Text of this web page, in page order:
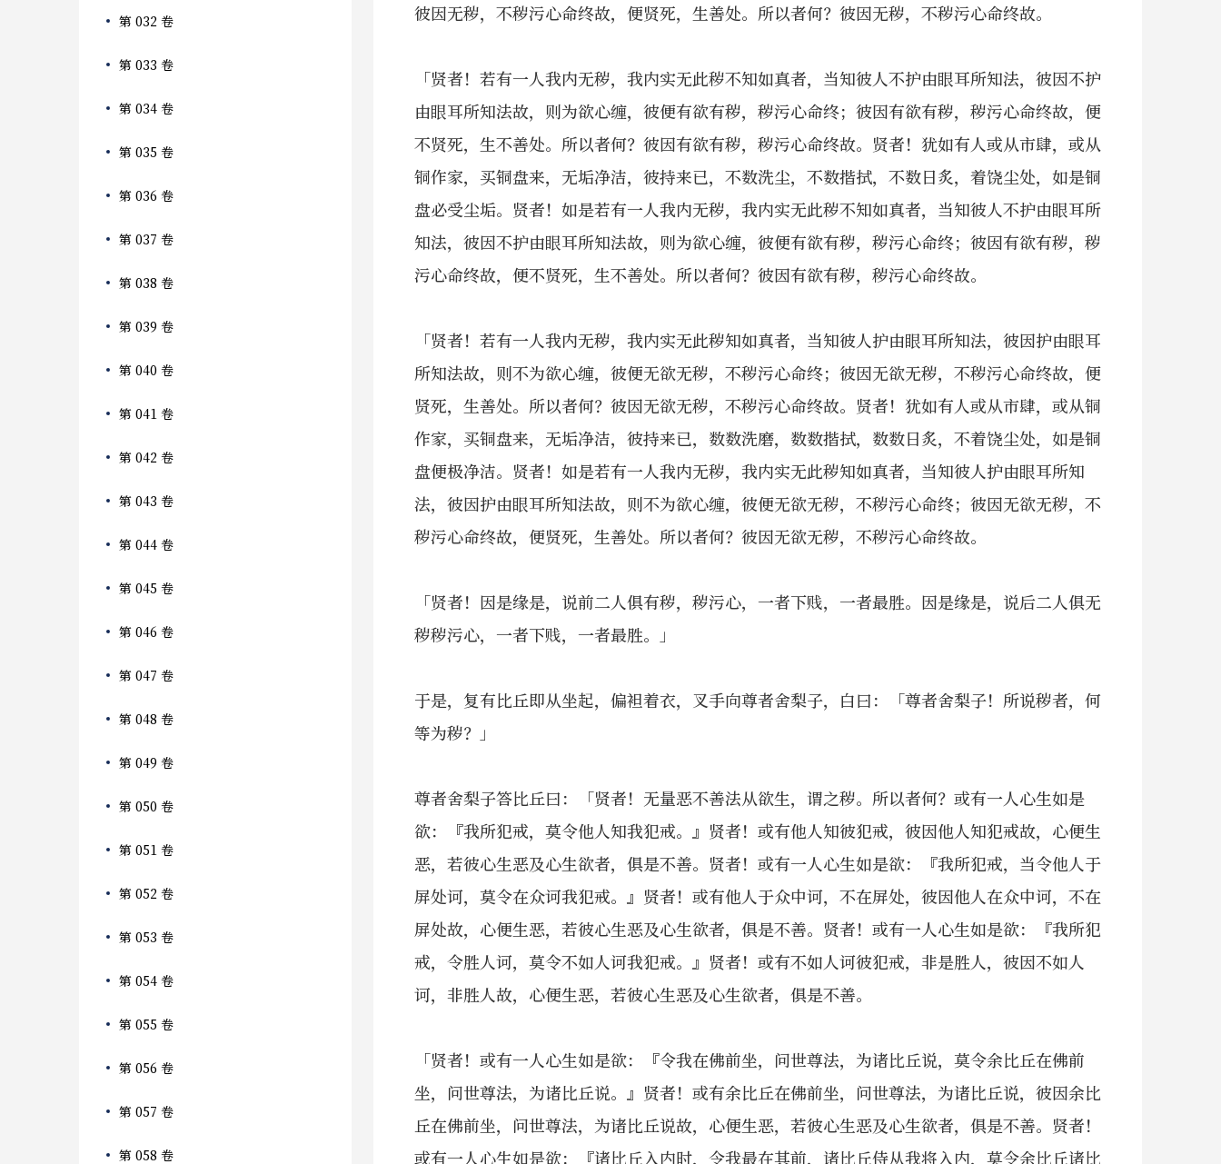
第 032 卷
第 033 卷
第 034 卷
第 035 卷
第 036 卷
第 037 卷
第 038 卷
第 039 卷
第 040 卷
第 041 卷
第 042 卷
第 043 卷
第 044 卷
第 045 卷
第 046 卷
第 047 卷
第 048 卷
第 049 卷
第 050 卷
第 051 卷
第 052 卷
第 053 卷
第 054 卷
第 055 卷
第 056 卷
第 057 卷
第 058 卷
彼因无秽，不秽污心命终故，便贤死，生善处。所以者何？彼因无秽，不秽污心命终故。
「贤者！若有一人我内无秽，我内实无此秽不知如真者，当知彼人不护由眼耳所知法，彼因不护
由眼耳所知法故，则为欲心缠，彼便有欲有秽，秽污心命终；彼因有欲有秽，秽污心命终故，便
不贤死，生不善处。所以者何？彼因有欲有秽，秽污心命终故。贤者！犹如有人或从市肆，或从
铜作家，买铜盘来，无垢净洁，彼持来已，不数洗尘，不数揩拭，不数日炙，着饶尘处，如是铜
盘必受尘垢。贤者！如是若有一人我内无秽，我内实无此秽不知如真者，当知彼人不护由眼耳所
知法，彼因不护由眼耳所知法故，则为欲心缠，彼便有欲有秽，秽污心命终；彼因有欲有秽，秽
污心命终故，便不贤死，生不善处。所以者何？彼因有欲有秽，秽污心命终故。
「贤者！若有一人我内无秽，我内实无此秽知如真者，当知彼人护由眼耳所知法，彼因护由眼耳
所知法故，则不为欲心缠，彼便无欲无秽，不秽污心命终；彼因无欲无秽，不秽污心命终故，便
贤死，生善处。所以者何？彼因无欲无秽，不秽污心命终故。贤者！犹如有人或从市肆，或从铜
作家，买铜盘来，无垢净洁，彼持来已，数数洗磨，数数揩拭，数数日炙，不着饶尘处，如是铜
盘便极净洁。贤者！如是若有一人我内无秽，我内实无此秽知如真者，当知彼人护由眼耳所知
法，彼因护由眼耳所知法故，则不为欲心缠，彼便无欲无秽，不秽污心命终；彼因无欲无秽，不
秽污心命终故，便贤死，生善处。所以者何？彼因无欲无秽，不秽污心命终故。
「贤者！因是缘是，说前二人俱有秽，秽污心，一者下贱，一者最胜。因是缘是，说后二人俱无
秽秽污心，一者下贱，一者最胜。」
于是，复有比丘即从坐起，偏袒着衣，叉手向尊者舍梨子，白曰：「尊者舍梨子！所说秽者，何
等为秽？」
尊者舍梨子答比丘曰：「贤者！无量恶不善法从欲生，谓之秽。所以者何？或有一人心生如是
欲：『我所犯戒，莫令他人知我犯戒。』贤者！或有他人知彼犯戒，彼因他人知犯戒故，心便生
恶，若彼心生恶及心生欲者，俱是不善。贤者！或有一人心生如是欲：『我所犯戒，当令他人于
屏处诃，莫令在众诃我犯戒。』贤者！或有他人于众中诃，不在屏处，彼因他人在众中诃，不在
屏处故，心便生恶，若彼心生恶及心生欲者，俱是不善。贤者！或有一人心生如是欲：『我所犯
戒，令胜人诃，莫令不如人诃我犯戒。』贤者！或有不如人诃彼犯戒，非是胜人，彼因不如人
诃，非胜人故，心便生恶，若彼心生恶及心生欲者，俱是不善。
「贤者！或有一人心生如是欲：『令我在佛前坐，问世尊法，为诸比丘说，莫令余比丘在佛前
坐，问世尊法，为诸比丘说。』贤者！或有余比丘在佛前坐，问世尊法，为诸比丘说，彼因余比
丘在佛前坐，问世尊法，为诸比丘说故，心便生恶，若彼心生恶及心生欲者，俱是不善。贤者！
或有一人心生如是欲：『诸比丘入内时，令我最在其前，诸比丘侍从我将入内，莫令余比丘诸比